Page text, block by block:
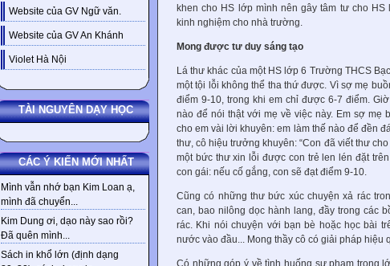
Website của GV Ngữ văn.
Website của GV An Khánh
Violet Hà Nội
TÀI NGUYÊN DẠY HỌC
CÁC Ý KIẾN MỚI NHẤT
Mình vẫn nhớ bạn Kim Loan ạ,
mình đã chuyển...
Kim Dung ơi, dạo này sao rồi?
Đã quên mình...
Sách in khổ lớn (định dạng
khen cho HS lớp mình nên gây tâm tư cho
kinh nghiệm cho nhà trường.
Mong được tư duy sáng tạo
Lá thư khác của một HS lớp 6 Trường THCS
một tội lỗi không thể tha thứ được. Vì sợ mẹ
điểm 9-10, trong khi em chỉ được 6-7 điểm.
nào để nói thật với mẹ về việc này. Em sợ mẹ
cho em vài lời khuyên: em làm thế nào để đền
thư, cô hiệu trưởng khuyên: “Con đã viết thư
một bức thư xin lỗi được con trẻ len lén đặt
con gái: nếu cố gắng, con sẽ đạt điểm 9-10.
Cũng có những thư bức xúc chuyện xả rác
can, bao nilông dọc hành lang, đầy trong các
rác. Khi nói chuyện với bạn bè hoặc học bài
nước vào đầu... Mong thầy cô có giải pháp hiệu
Có những góp ý về tình huống sư phạm trong